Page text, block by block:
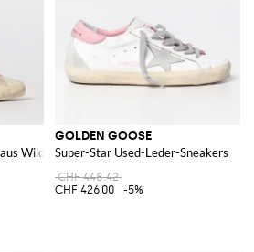
Wildleder mit gestickten Blumen
GOLDEN GOOSE
Super-Star Used-Leder-Sneakers
CHF 448.42
CHF 426.00
-5%